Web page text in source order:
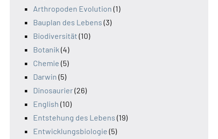
Arthropoden Evolution (1)
Bauplan des Lebens (3)
Biodiversität (10)
Botanik (4)
Chemie (5)
Darwin (5)
Dinosaurier(26)
English (10)
Entstehung des Lebens (19)
Entwicklungsbiologie (5)